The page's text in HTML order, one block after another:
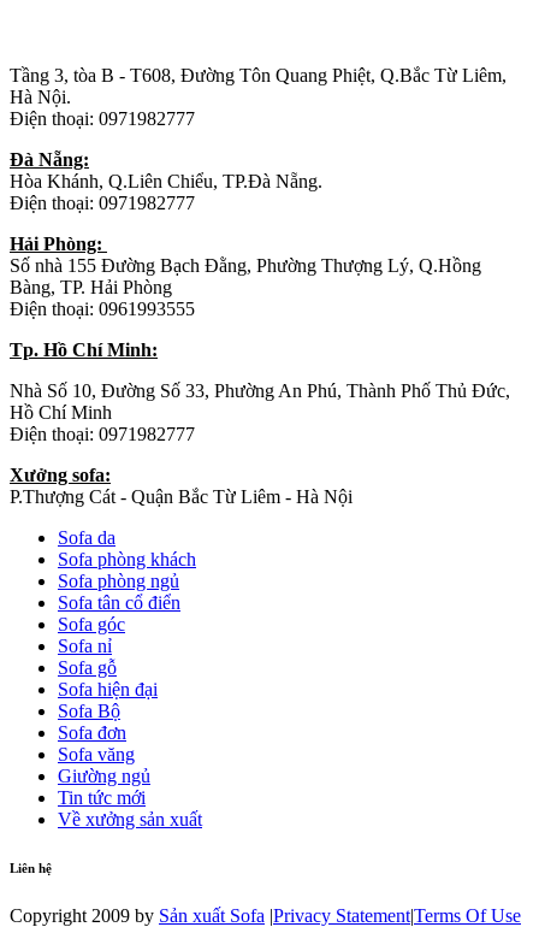
Tầng 3, tòa B - T608, Đường Tôn Quang Phiệt, Q.Bắc Từ Liêm,
Hà Nội.
Điện thoại: 0971982777
Đà Nẵng:
Hòa Khánh, Q.Liên Chiểu, TP.Đà Nẵng.
Điện thoại: 0971982777
Hải Phòng:
Số nhà 155 Đường Bạch Đằng, Phường Thượng Lý, Q.Hồng
Bàng, TP. Hải Phòng
Điện thoại: 0961993555
Tp. Hồ Chí Minh:
Nhà Số 10, Đường Số 33, Phường An Phú, Thành Phố Thủ Đức,
Hồ Chí Minh
Điện thoại: 0971982777
Xưởng sofa:
P.Thượng Cát - Quận Bắc Từ Liêm - Hà Nội
Sofa da
Sofa phòng khách
Sofa phòng ngủ
Sofa tân cổ điển
Sofa góc
Sofa nỉ
Sofa gỗ
Sofa hiện đại
Sofa Bộ
Sofa đơn
Sofa văng
Giường ngủ
Tin tức mới
Về xưởng sản xuất
Liên hệ
Copyright 2009 by Sản xuất Sofa |Privacy Statement|Terms Of Use